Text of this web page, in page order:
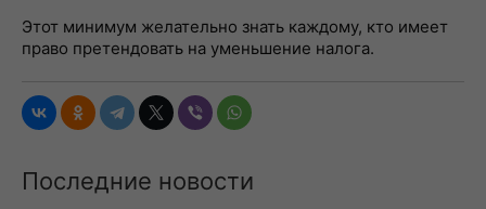
Этот минимум желательно знать каждому, кто имеет
право претендовать на уменьшение налога.
Последние новости